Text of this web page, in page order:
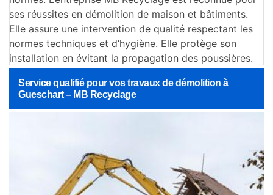
ses réussites en démolition de maison et bâtiments.
Elle assure une intervention de qualité respectant les
normes techniques et d’hygiène. Elle protège son
installation en évitant la propagation des poussières.
Service qualifié pour vos travaux de démolition à
Gueschart – MB Recyclage